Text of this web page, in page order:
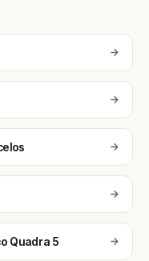
Quadra 5